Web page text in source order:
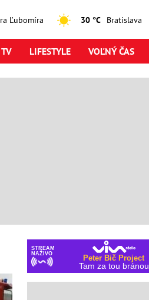
Ľubomíra 30 °C
LIFESTYLE VOĽNÝ ČAS
STREAM
NAŽIVO
Peter Bič Project
Tam za tou bránou